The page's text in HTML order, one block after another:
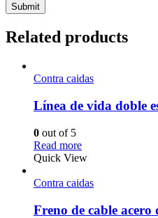
Related products
Contra caidas
Línea de vida doble
0 out of 5
Read more
Quick View
Contra caidas
Freno de cable acero